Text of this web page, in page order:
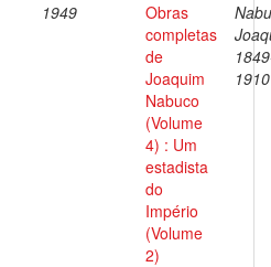
1949
Obras
completas
de
Joaquim
Nabuco
(Volume
4) : Um
estadista
do
Império
(Volume
2)
1910